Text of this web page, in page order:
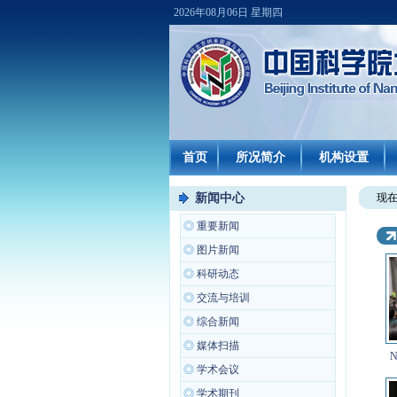
2026年08月06日 星期四
首页 所况简介 机构设置
新闻中心
◎ 重要新闻
◎ 图片新闻
◎ 科研动态
◎ 交流与培训
◎ 综合新闻
◎ 媒体扫描
◎ 学术会议
◎ 学术期刊
现